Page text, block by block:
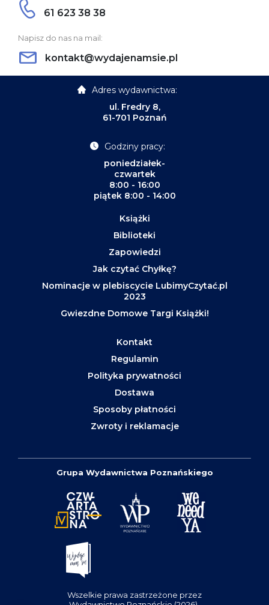
61 623 38 38
Napisz do nas na mail:
kontakt@wydajenamsie.pl
Adres wydawnictwa:
ul. Fredry 8,
61-701 Poznań
Godziny pracy:
poniedziałek-
czwartek
8:00 - 16:00
piątek 8:00 - 14:00
Książki
Biblioteki
Zapowiedzi
Jak czytać Chyłkę?
Nominacje w plebiscycie LubimyCzytać.pl
2023
Gwiezdne Domowe Targi Książki!
Kontakt
Regulamin
Polityka prywatności
Dostawa
Sposoby płatności
Zwroty i reklamacje
Grupa Wydawnictwa Poznańskiego
Wszelkie prawa zastrzeżone przez